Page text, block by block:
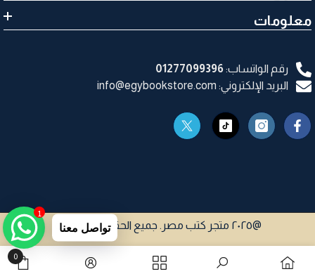
معلومات
رقم الواتساب:01277099396
البريد الإلكتروني: info@egybookstore.com
@٢٠٢٥ متجر كتب مصر. جميع الحقوق محفوظة
0
0
تواصل معنا
1